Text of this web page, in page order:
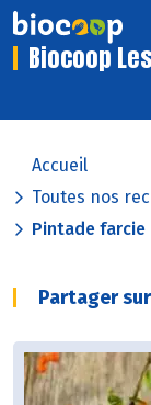
Biocoop
Accueil
Toutes nos
Pintade farcie
Partager sur